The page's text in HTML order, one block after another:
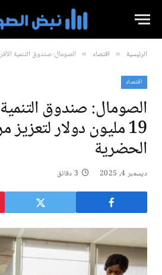
الرئيسية » اقتصاد » الصومال: صندوق التنمية الأفريقي يمنح 19 مليون دولار لتعزيز
اقتصاد
الصومال: صندوق
19 مليون دولار
الحضرية
ديسمبر 4, 2025 3 دقائق